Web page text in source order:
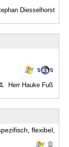
Diesselhorst
Herr Hauke Fuß
flexibel,